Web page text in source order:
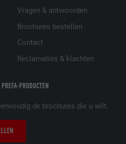
PRODUCTEN
de brochures die u wilt.
Vragen & antwoorden
Brochures bestellen
Contact
Reclamaties & klachten
te volgen, om op basis van de
van de bezoeker relevante